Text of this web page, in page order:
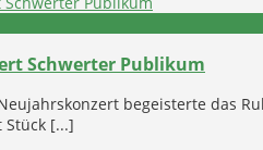
Schwerter Publikum
begeisterte das
[...]